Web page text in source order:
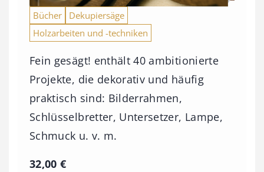
Bücher
Dekupiersäge
Holzarbeiten und -techniken
Fein gesägt! enthält 40 ambitionierte
Projekte, die dekorativ und häufig
praktisch sind: Bilderrahmen,
Schlüsselbretter, Untersetzer, Lampe,
Schmuck u. v. m.
32,00€